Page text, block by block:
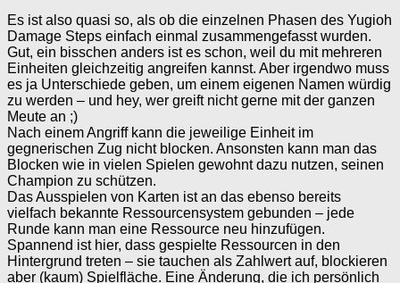
Es ist also quasi so, als ob die einzelnen Phasen des Yugioh
Damage Steps einfach einmal zusammengefasst wurden.
Gut, ein bisschen anders ist es schon, weil du mit mehreren
Einheiten gleichzeitig angreifen kannst. Aber irgendwo muss
es ja Unterschiede geben, um einem eigenen Namen würdig
zu werden – und hey, wer greift nicht gerne mit der ganzen
Meute an ;)
Nach einem Angriff kann die jeweilige Einheit im
gegnerischen Zug nicht blocken. Ansonsten kann man das
Blocken wie in vielen Spielen gewohnt dazu nutzen, seinen
Champion zu schützen.
Das Ausspielen von Karten ist an das ebenso bereits
vielfach bekannte Ressourcensystem gebunden – jede
Runde kann man eine Ressource neu hinzufügen.
Spannend ist hier, dass gespielte Ressourcen in den
Hintergrund treten – sie tauchen als Zahlwert auf, blockieren
aber (kaum) Spielfläche. Eine Änderung, die ich persönlich